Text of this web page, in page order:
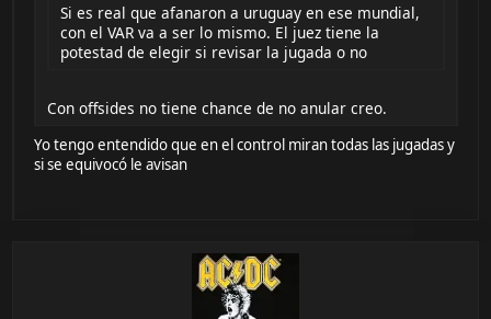
Si es real que afanaron a uruguay en ese mundial,
con el VAR va a ser lo mismo. El juez tiene la
potestad de elegir si revisar la jugada o no
Con offsides no tiene chance de no anular creo.
Yo tengo entendido que en el control miran todas las jugadas y
si se equivocó le avisan